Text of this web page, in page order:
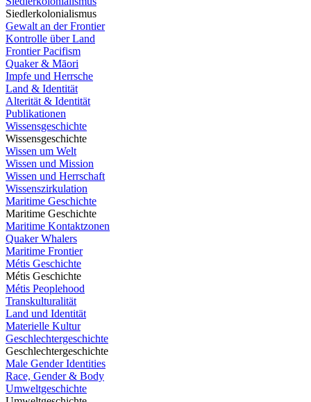
Siedlerkolonialismus
Gewalt an der Frontier
Kontrolle über Land
Frontier Pacifism
Quaker & Māori
Impfe und Herrsche
Land & Identität
Alterität & Identität
Publikationen
Wissensgeschichte
Wissensgeschichte
Wissen um Welt
Wissen und Mission
Wissen und Herrschaft
Wissenszirkulation
Maritime Geschichte
Maritime Geschichte
Maritime Kontaktzonen
Quaker Whalers
Maritime Frontier
Métis Geschichte
Métis Geschichte
Métis Peoplehood
Transkulturalität
Land und Identität
Materielle Kultur
Geschlechtergeschichte
Geschlechtergeschichte
Male Gender Identities
Race, Gender & Body
Umweltgeschichte